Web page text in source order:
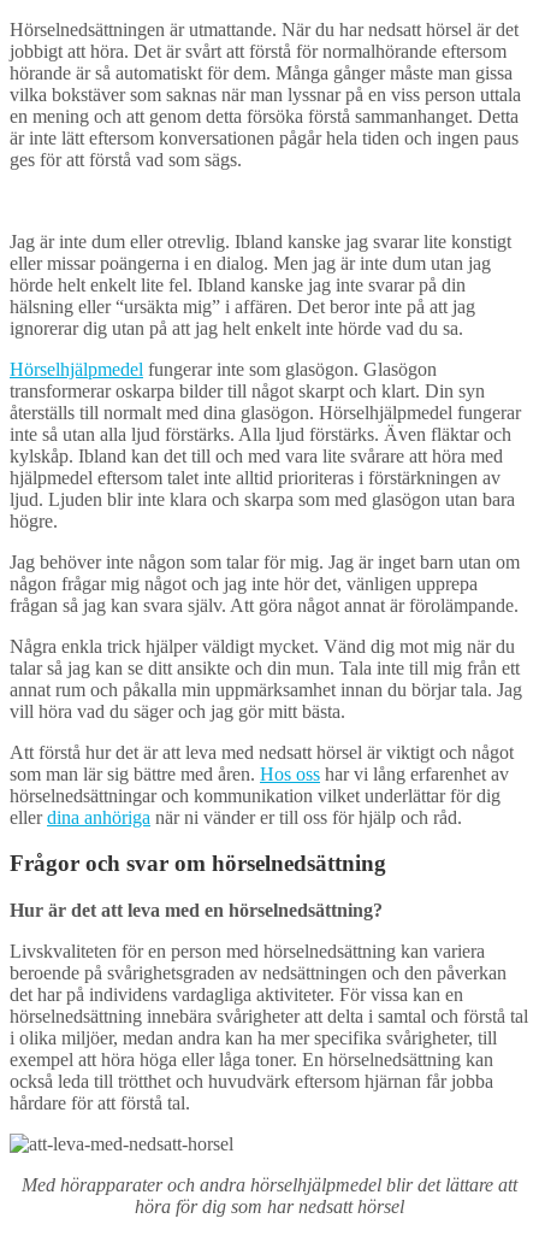
Hörselnedsättningen är utmattande. När du har nedsatt hörsel är det
jobbigt att höra. Det är svårt att förstå för normalhörande eftersom
hörande är så automatiskt för dem. Många gånger måste man gissa
vilka bokstäver som saknas när man lyssnar på en viss person uttala
en mening och att genom detta försöka förstå sammanhanget. Detta
är inte lätt eftersom konversationen pågår hela tiden och ingen paus
ges för att förstå vad som sägs.
Jag är inte dum eller otrevlig. Ibland kanske jag svarar lite konstigt
eller missar poängerna i en dialog. Men jag är inte dum utan jag
hörde helt enkelt lite fel. Ibland kanske jag inte svarar på din
hälsning eller “ursäkta mig” i affären. Det beror inte på att jag
ignorerar dig utan på att jag helt enkelt inte hörde vad du sa.
Hörselhjälpmedel fungerar inte som glasögon. Glasögon
transformerar oskarpa bilder till något skarpt och klart. Din syn
återställs till normalt med dina glasögon. Hörselhjälpmedel fungerar
inte så utan alla ljud förstärks. Alla ljud förstärks. Även fläktar och
kylskåp. Ibland kan det till och med vara lite svårare att höra med
hjälpmedel eftersom talet inte alltid prioriteras i förstärkningen av
ljud. Ljuden blir inte klara och skarpa som med glasögon utan bara
högre.
Jag behöver inte någon som talar för mig. Jag är inget barn utan om
någon frågar mig något och jag inte hör det, vänligen upprepa
frågan så jag kan svara själv. Att göra något annat är förolämpande.
Några enkla trick hjälper väldigt mycket. Vänd dig mot mig när du
talar så jag kan se ditt ansikte och din mun. Tala inte till mig från ett
annat rum och påkalla min uppmärksamhet innan du börjar tala. Jag
vill höra vad du säger och jag gör mitt bästa.
Att förstå hur det är att leva med nedsatt hörsel är viktigt och något
som man lär sig bättre med åren. Hos oss har vi lång erfarenhet av
hörselnedsättningar och kommunikation vilket underlättar för dig
ellerdina anhöriga när ni vänder er till oss för hjälp och råd.
Frågor och svar om hörselnedsättning
Hur är det att leva med en hörselnedsättning?
Livskvaliteten för en person med hörselnedsättning kan variera
beroende på svårighetsgraden av nedsättningen och den påverkan
det har på individens vardagliga aktiviteter. För vissa kan en
hörselnedsättning innebära svårigheter att delta i samtal och förstå tal
i olika miljöer, medan andra kan ha mer specifika svårigheter, till
exempel att höra höga eller låga toner. En hörselnedsättning kan
också leda till trötthet och huvudvärk eftersom hjärnan får jobba
hårdare för att förstå tal.
Med hörapparater och andra hörselhjälpmedel blir det lättare att
höra för dig som har nedsatt hörsel